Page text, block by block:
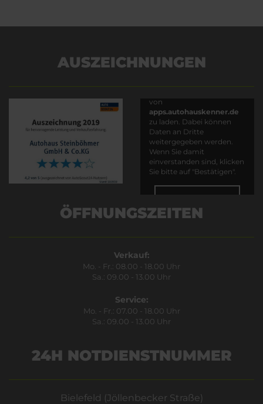
AUSZEICHNUNGEN
von
apps.autohauskenner.de
zu laden. Dabei können
Daten an Dritte
weitergegeben werden.
Wenn Sie damit
einverstanden sind, klicken
Sie bitte auf "Bestätigen".
ÖFFNUNGSZEITEN
Verkauf:
Mo. - Fr.: 08.00 - 18.00 Uhr
Sa.: 09.00 - 13.00 Uhr
Service:
Mo. - Fr.: 07.00 - 18.00 Uhr
Sa.: 09.00 - 13.00 Uhr
24H NOTDIENSTNUMMER
Bielefeld (Jöllenbecker Straße)